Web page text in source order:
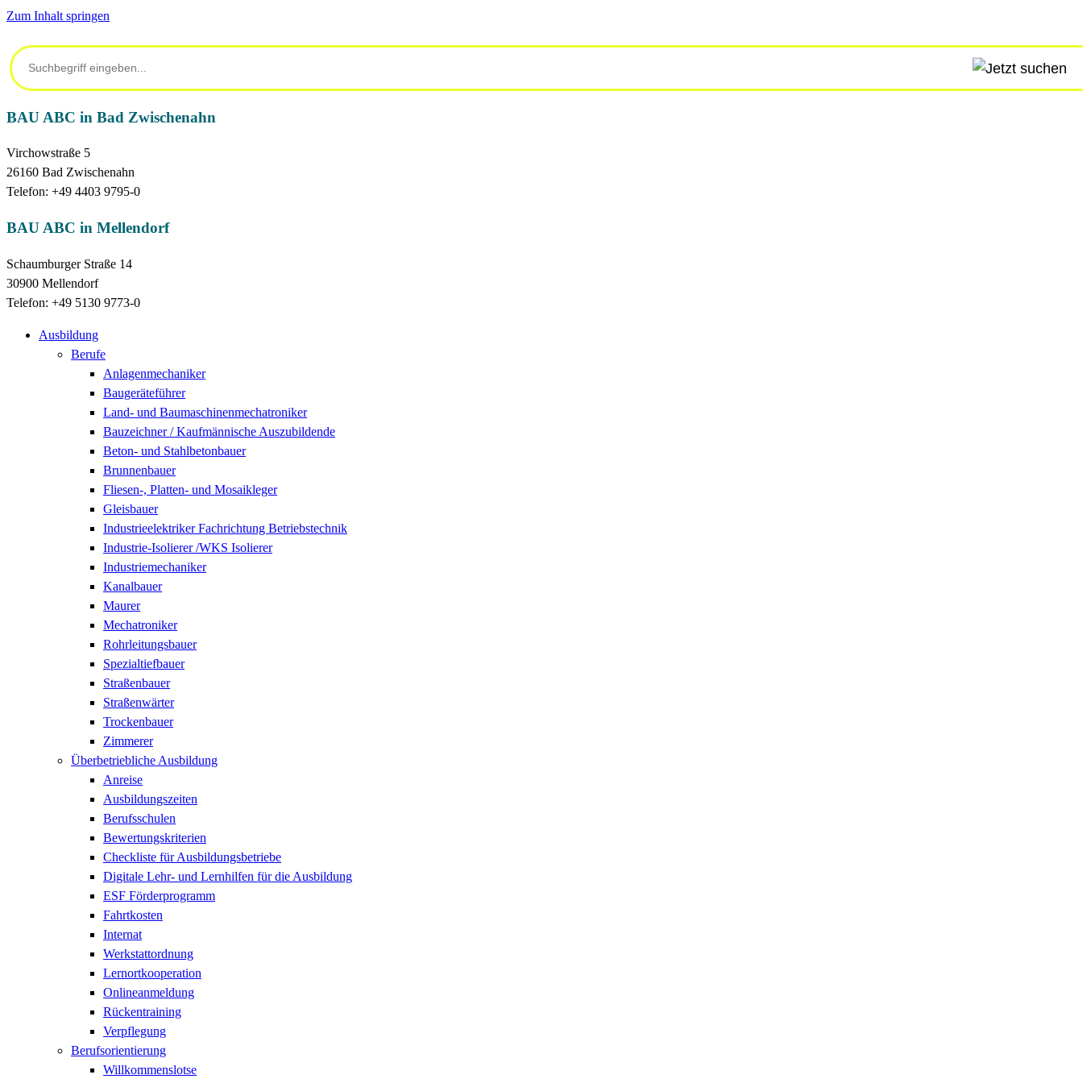
Zum Inhalt springen
BAU ABC in Bad Zwischenahn
Virchowstraße 5
26160 Bad Zwischenahn
Telefon: +49 4403 9795-0
BAU ABC in Mellendorf
Schaumburger Straße 14
30900 Mellendorf
Telefon: +49 5130 9773-0
Ausbildung
Berufe
Anlagenmechaniker
Baugeräteführer
Land- und Baumaschinenmechatroniker
Bauzeichner / Kaufmännische Auszubildende
Beton- und Stahlbetonbauer
Brunnenbauer
Fliesen-, Platten- und Mosaikleger
Gleisbauer
Industrieelektriker Fachrichtung Betriebstechnik
Industrie-Isolierer /WKS Isolierer
Industriemechaniker
Kanalbauer
Maurer
Mechatroniker
Rohrleitungsbauer
Spezialtiefbauer
Straßenbauer
Straßenwärter
Trockenbauer
Zimmerer
Überbetriebliche Ausbildung
Anreise
Ausbildungszeiten
Berufsschulen
Bewertungskriterien
Checkliste für Ausbildungsbetriebe
Digitale Lehr- und Lernhilfen für die Ausbildung
ESF Förderprogramm
Fahrtkosten
Internat
Werkstattordnung
Lernortkooperation
Onlineanmeldung
Rückentraining
Verpflegung
Berufsorientierung
Willkommenslotse